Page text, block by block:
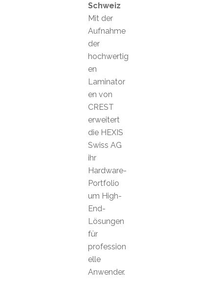
Schweiz
Mit der
Aufnahme
der
hochwertig
en
Laminator
en von
CREST
erweitert
die HEXIS
Swiss AG
ihr
Hardware-
Portfolio
um High-
End-
Lösungen
für
profession
elle
Anwender.